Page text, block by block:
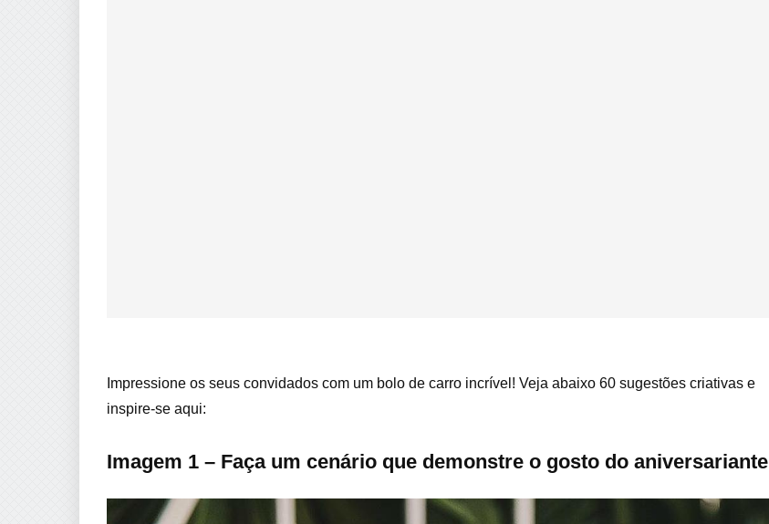
Impressione os seus convidados com um bolo de carro incrível! Veja abaixo 60 sugestões criativas e
inspire-se aqui:
Imagem 1 – Faça um cenário que demonstre o gosto do aniversariante